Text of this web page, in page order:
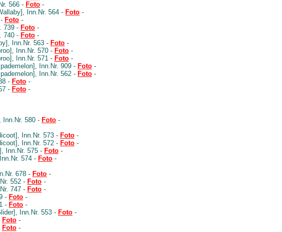
566 - Foto -
Inn.Nr. 564 - Foto -
Foto -
739 - Foto -
740 - Foto -
Inn.Nr. 563 - Foto -
Inn.Nr. 570 - Foto -
Inn.Nr. 571 - Foto -
Inn.Nr. 909 - Foto -
Inn.Nr. 562 - Foto -
- Foto -
- Foto -
Inn.Nr. 580 - Foto -
Inn.Nr. 573 - Foto -
Inn.Nr. 572 - Foto -
Inn.Nr. 575 - Foto -
574 - Foto -
678 - Foto -
552 - Foto -
747 - Foto -
- Foto -
- Foto -
Inn.Nr. 553 - Foto -
Foto -
Foto -